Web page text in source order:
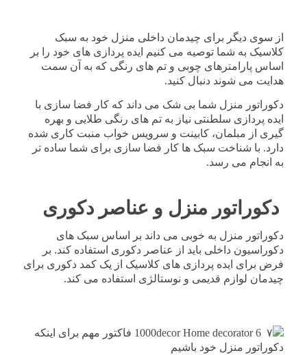
از سوی دیگر برای چیدمان داخلی منزل خود به سبک
کلاسیک به شما توصیه می کنیم ایده پردازی های خود را بر
اساس پارامترهای چوبی و تم های رنگی که به آن سمت
هدایت می شوند دنبال کنید.
دکوراتور منزل شما بی شک می داند که کار فضا سازی با
ایده پردازی سلطنتی نیاز به تم های رنگی طلایی و بهره
گیری از مبلمان، کابینت و سرویس خواب منبت کاری شده
دارد. با شناخت سبک ها کار فضا سازی برای شما ساده تر
به انجام می رسد.
دکوراتور منزل و عناصر دکوری
دکوراتور منزل به خوبی می داند بر اساس سبک های
دکوراسیون داخلی باید از عناصر دکوری استفاده کند. بر
فرض برای ایده پردازی های کلاسیک از یک کمد دکوری برای
چیدمان لوازم قدیمی و نوستالژی استفاده می کند.